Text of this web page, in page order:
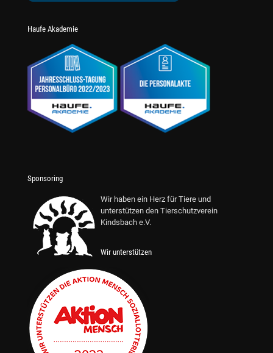
Haufe Akademie
Sponsoring
Wir haben ein Herz für Tiere und
unterstützen den Tierschutzverein
Kindsbach e.V.
Wir unterstützen